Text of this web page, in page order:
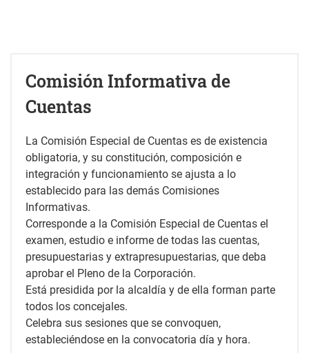
Comisión Informativa de
Cuentas
La Comisión Especial de Cuentas es de existencia
obligatoria, y su constitución, composición e
integración y funcionamiento se ajusta a lo
establecido para las demás Comisiones
Informativas.
Corresponde a la Comisión Especial de Cuentas el
examen, estudio e informe de todas las cuentas,
presupuestarias y extrapresupuestarias, que deba
aprobar el Pleno de la Corporación.
Está presidida por la alcaldía y de ella forman parte
todos los concejales.
Celebra sus sesiones que se convoquen,
estableciéndose en la convocatoria día y hora.